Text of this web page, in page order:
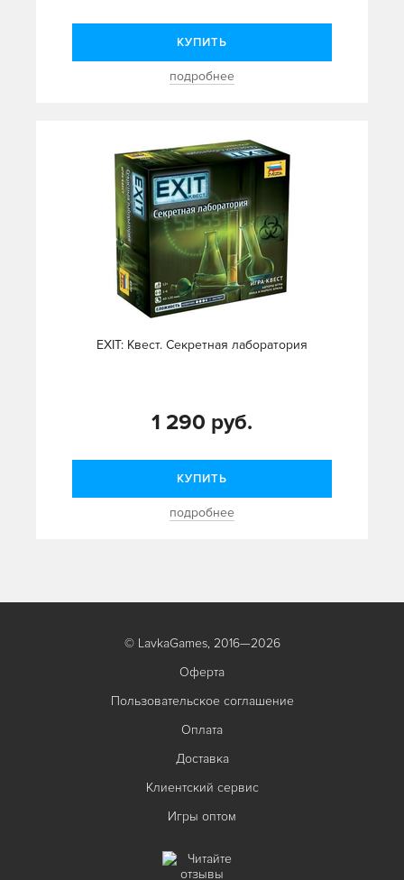
КУПИТЬ
подробнее
EXIT: Квест. Секретная лаборатория
1 290 руб.
КУПИТЬ
подробнее
© LavkaGames, 2016—2026
Оферта
Пользовательское соглашение
Оплата
Доставка
Клиентский сервис
Игры оптом